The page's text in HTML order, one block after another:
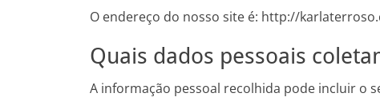
O endereço do nosso site é: http://
Quais dados pessoais
A informação pessoal recolhida pode incluir o